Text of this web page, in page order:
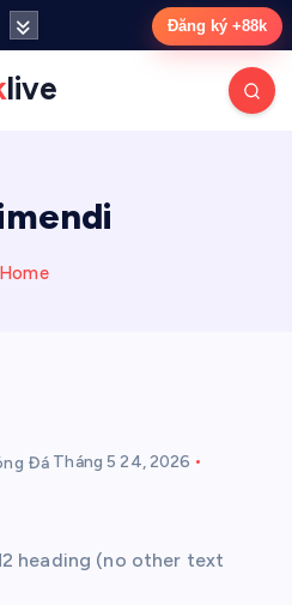
klive
Home
Đá Tháng 5 24, 2026
heading (no other text
Đăng ký +88k